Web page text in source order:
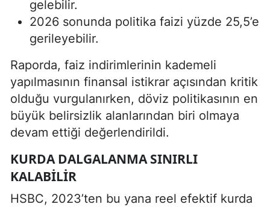
gelebilir.
2026 sonunda politika faizi yüzde 25,5’e
gerileyebilir.
Raporda, faiz indirimlerinin kademeli
yapılmasının finansal istikrar açısından kritik
olduğu vurgulanırken, döviz politikasının en
büyük belirsizlik alanlarından biri olmaya
devam ettiği değerlendirildi.
KURDA DALGALANMA SINIRLI
KALABILIR
HSBC, 2023’ten bu yana reel efektif kurda